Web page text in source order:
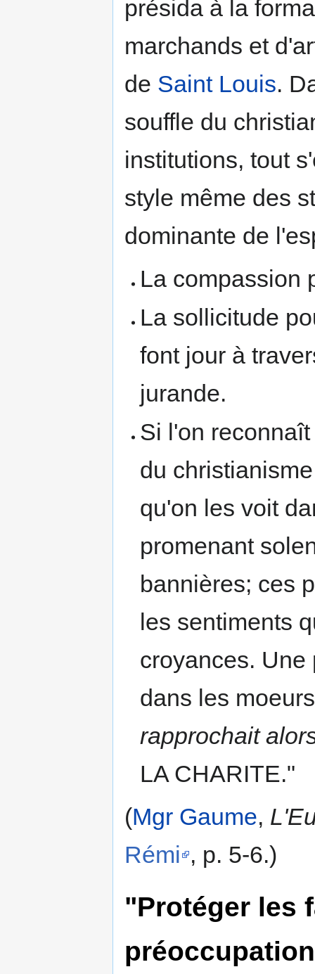
présida à la
marchands et
de Saint Louis.
souffle du
institutions, tout
style même des
dominante de
La compassion
La sollicitude
font jour à
jurande.
Si l'on
du
qu'on les voit
promenant
bannières; ces
les sentiments
croyances. Une
dans les
rapprochait
LA CHARITE."
(Mgr Gaume,
Rémi , p. 5-6.)
"Protéger les